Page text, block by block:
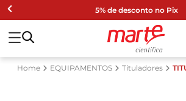
5% de desconto no Pix
EQUIPAMENTOS Tituladores